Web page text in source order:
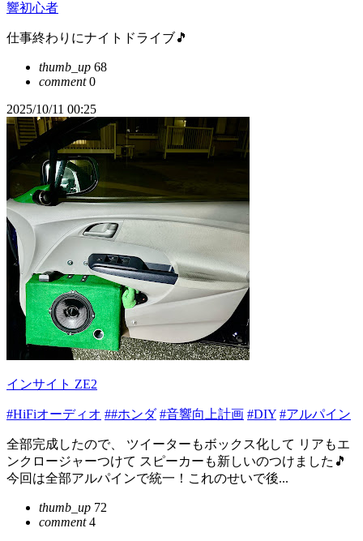
響初心者
仕事終わりにナイトドライブ🎵
thumb_up 68
comment0
2025/10/11 00:25
インサイト ZE2
#HiFiオーディオ ##ホンダ #音響向上計画 #DIY #アルパイン
全部完成したので、 ツイーターもボックス化して リアもエ
ンクロージャーつけて スピーカーも新しいのつけました🎵
今回は全部アルパインで統一！これのせいで後...
thumb_up 72
comment4